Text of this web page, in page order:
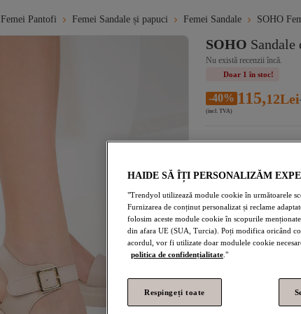
Femei Pantofi Femei Sandale și papuci Femei Sandale SOHO
SOHO Sandale
Nu există recenzii încă.
Doar 1 în stoc!
-40% 115,12Lei
(incl. TVA)
Livrare estimată:
Transport și
HAIDE SĂ ÎȚI PERSONALIZĂM
"Trendyol utilizează module cookie în următoarele
Furnizarea de conținut personalizat și reclame
folosim aceste module cookie în scopurile
din afara UE (SUA, Turcia). Poți modifica oricând
acordul, vor fi utilizate doar modulele cookie
politica de confidențialitate ."
Respingeți toate